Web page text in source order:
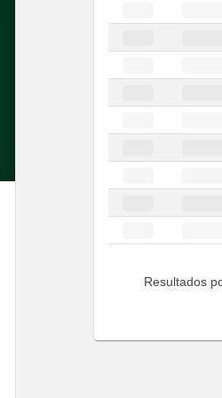
Resultados